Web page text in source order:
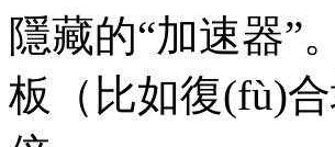
隱藏的“加速器
板（比如復(fù)